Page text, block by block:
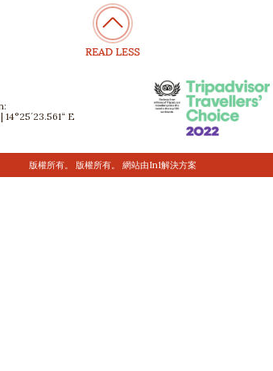
14°25´23.561“ E
版權所有。 版權所有。 網站由In1解決方案